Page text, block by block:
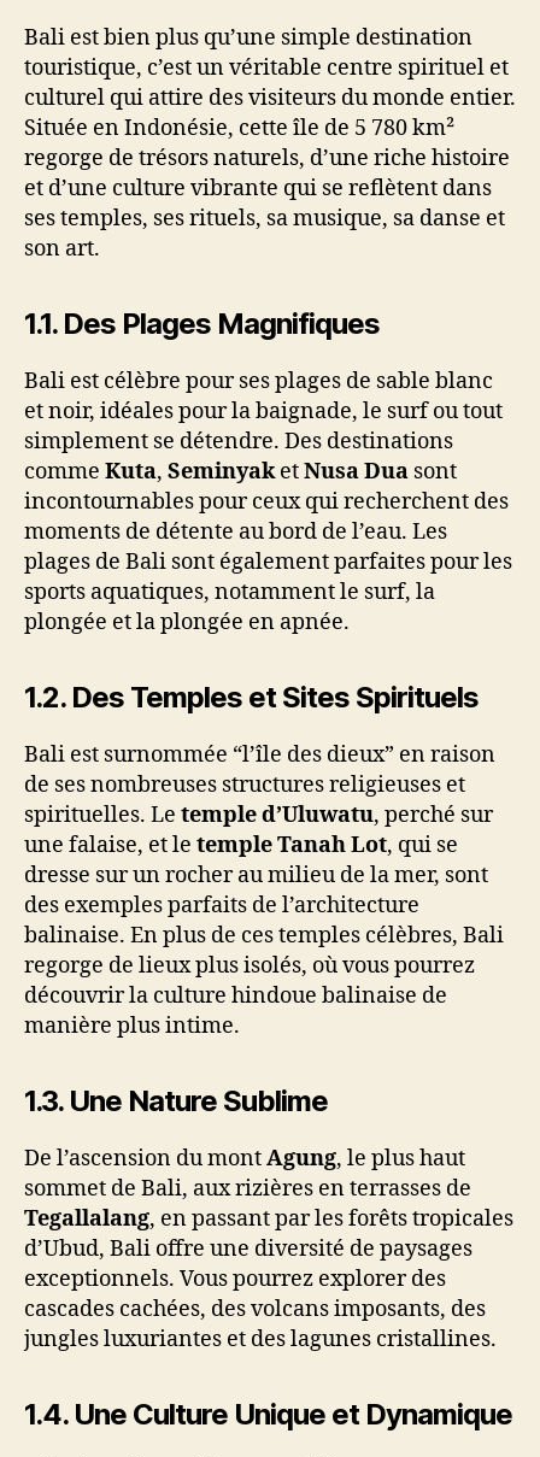
Bali est bien plus qu’une simple destination
touristique, c’est un véritable centre spirituel et
culturel qui attire des visiteurs du monde entier.
Située en Indonésie, cette île de 5 780 km²
regorge de trésors naturels, d’une riche histoire
et d’une culture vibrante qui se reflètent dans
ses temples, ses rituels, sa musique, sa danse et
son art.
1.1. Des Plages Magnifiques
Bali est célèbre pour ses plages de sable blanc
et noir, idéales pour la baignade, le surf ou tout
simplement se détendre. Des destinations
comme Kuta, SeminyaketNusa Dua sont
incontournables pour ceux qui recherchent des
moments de détente au bord de l’eau. Les
plages de Bali sont également parfaites pour les
sports aquatiques, notamment le surf, la
plongée et la plongée en apnée.
1.2. Des Temples et Sites Spirituels
Bali est surnommée “l’île des dieux” en raison
de ses nombreuses structures religieuses et
spirituelles. Le temple d’Uluwatu, perché sur
une falaise, et le temple Tanah Lot, qui se
dresse sur un rocher au milieu de la mer, sont
des exemples parfaits de l’architecture
balinaise. En plus de ces temples célèbres, Bali
regorge de lieux plus isolés, où vous pourrez
découvrir la culture hindoue balinaise de
manière plus intime.
1.3. Une Nature Sublime
De l’ascension du montAgung, le plus haut
sommet de Bali, aux rizières en terrasses de
Tegallalang, en passant par les forêts tropicales
d’Ubud, Bali offre une diversité de paysages
exceptionnels. Vous pourrez explorer des
cascades cachées, des volcans imposants, des
jungles luxuriantes et des lagunes cristallines.
1.4. Une Culture Unique et Dynamique